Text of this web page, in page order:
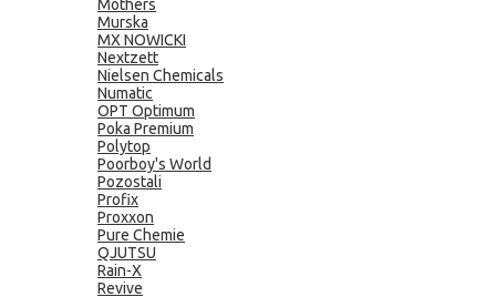
Mothers
Murska
MX NOWICKI
Nextzett
Nielsen Chemicals
Numatic
OPT Optimum
Poka Premium
Polytop
Poorboy's World
Pozostali
Profix
Proxxon
Pure Chemie
QJUTSU
Rain-X
Revive